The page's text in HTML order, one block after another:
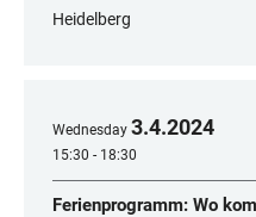
Heidelberg
Wednesday 3.4.2024
15:30 - 18:30
Ferienprogramm: Wo